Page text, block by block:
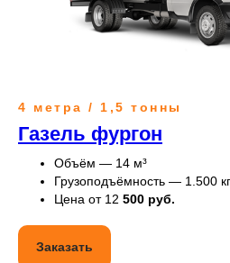
4 метра / 1,5 тонны
Газель фургон
Объём — 14 м³
Грузоподъёмность — 1.500 кг
Цена от 12 500 руб.
Заказать